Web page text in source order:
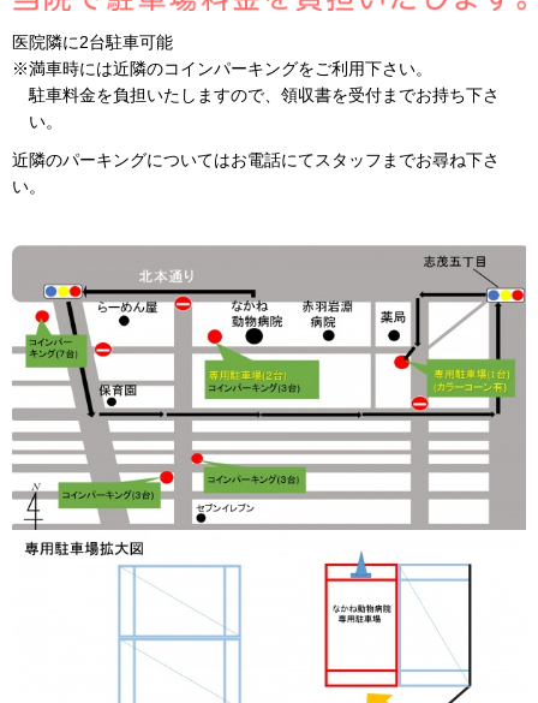
医院隣に2台駐車可能
※満車時には近隣のコインパーキングをご利用下さい。
駐車料金を負担いたしますので、領収書を受付までお持ち下さ
い。
近隣のパーキングについてはお電話にてスタッフまでお尋ね下さ
い。